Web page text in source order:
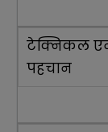
टेक्निकल
पहचान